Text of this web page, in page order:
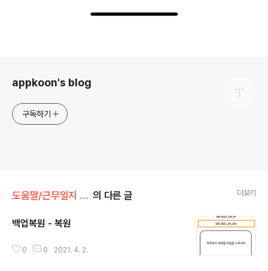
appkoon's blog
구독하기
도움말/근무일지 (아이폰) 의 다른 글 더보기
백업복원 - 복원
0 0 2021. 4. 2.